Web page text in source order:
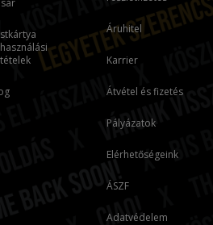
Áruhitel
Karrier
Átvétel és fizetés
Pályázatok
Elérhetőségeink
ÁSZF
Adatvédelem